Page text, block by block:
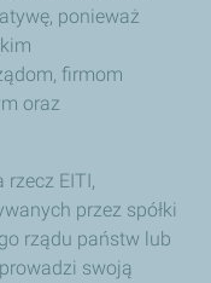
ponieważ
firmom
oraz
EITI,
przez spółki
rządu państw lub
swoją